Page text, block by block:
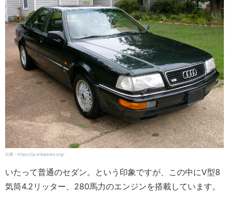
出典：https://ja.wikipedia.org/
いたって普通のセダン。という印象ですが、この中にV型8
気筒4.2リッター、280馬力のエンジンを搭載しています。